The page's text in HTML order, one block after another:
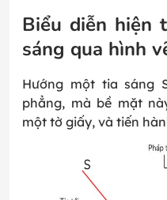
Biểu diễn hiện
sáng qua hình
Hướng một tia sáng
phẳng, mà bề mặt
một tờ giấy, và tiến